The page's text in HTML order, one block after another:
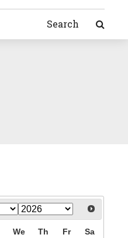
Search
We Th Fr Sa